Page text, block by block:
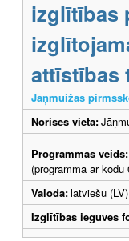
izglītības
attīstības
Jāņmuižas
Norises vieta:
Programmas veids:
(programma ar kodu
Valoda:latviešu (LV)
Izglītības ieguves